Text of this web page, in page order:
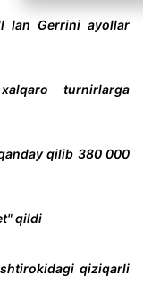
Ian Gerrini ayollar
turnirlarga
qilib 380 000
qildi
qiziqarli